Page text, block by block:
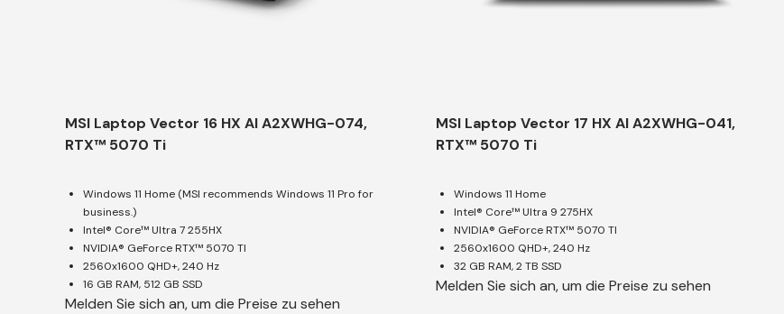
MSI Laptop Vector 16 HX AI A2XWHG-074,
RTX™ 5070 Ti
Windows 11 Home (MSI recommends Windows 11 Pro for
business.)
Intel® Core™ Ultra 7 255HX
NVIDIA® GeForce RTX™ 5070 TI
2560x1600 QHD+, 240 Hz
16 GB RAM, 512 GB SSD
Melden Sie sich an, um die Preise zu sehen
MSI Laptop Vector 17 HX AI A2XWHG-041,
RTX™ 5070 Ti
Windows 11 Home
Intel® Core™ Ultra 9 275HX
NVIDIA® GeForce RTX™ 5070 TI
2560x1600 QHD+, 240 Hz
32 GB RAM, 2 TB SSD
Melden Sie sich an, um die Preise zu sehen